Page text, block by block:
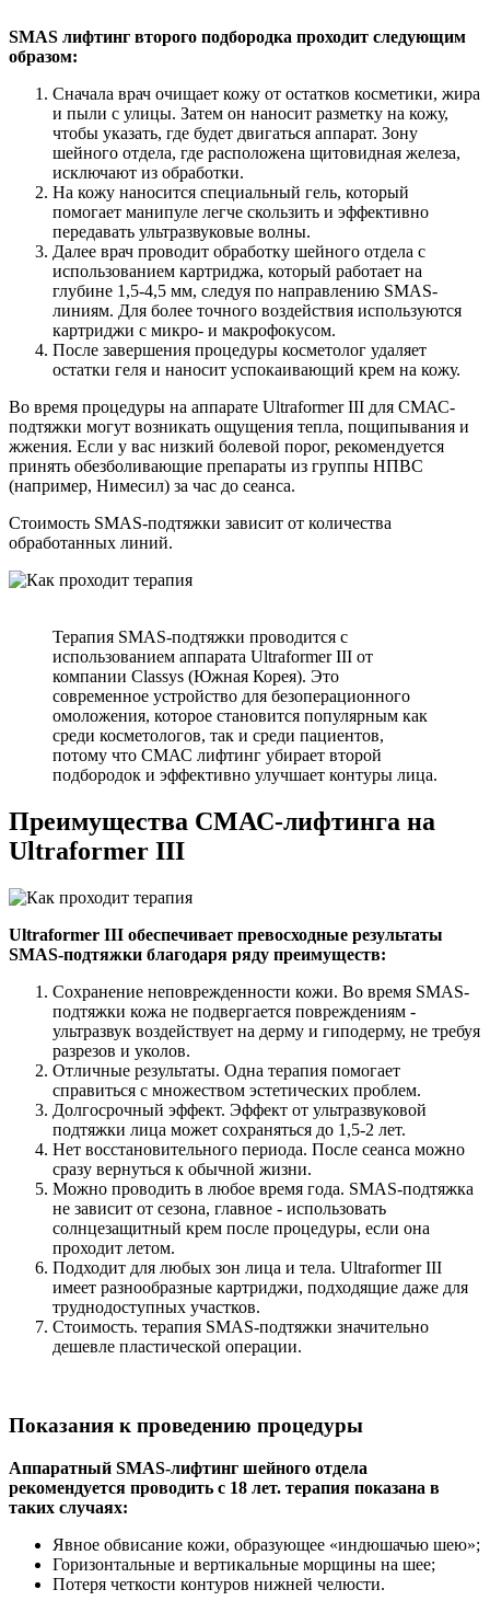
SMAS лифтинг второго подбородка проходит следующим
образом:
Сначала врач очищает кожу от остатков косметики, жира
и пыли с улицы. Затем он наносит разметку на кожу,
чтобы указать, где будет двигаться аппарат. Зону
шейного отдела, где расположена щитовидная железа,
исключают из обработки.
На кожу наносится специальный гель, который
помогает манипуле легче скользить и эффективно
передавать ультразвуковые волны.
Далее врач проводит обработку шейного отдела с
использованием картриджа, который работает на
глубине 1,5-4,5 мм, следуя по направлению SMAS-
линиям. Для более точного воздействия используются
картриджи с микро- и макрофокусом.
После завершения процедуры косметолог удаляет
остатки геля и наносит успокаивающий крем на кожу.
Во время процедуры на аппарате Ultraformer III для СМАС-
подтяжки могут возникать ощущения тепла, пощипывания и
жжения. Если у вас низкий болевой порог, рекомендуется
принять обезболивающие препараты из группы НПВС
(например, Нимесил) за час до сеанса.
Стоимость SMAS-подтяжки зависит от количества
обработанных линий.
Терапия SMAS-подтяжки проводится с
использованием аппарата Ultraformer III от
компании Classys (Южная Корея). Это
современное устройство для безоперационного
омоложения, которое становится популярным как
среди косметологов, так и среди пациентов,
потому что СМАС лифтинг убирает второй
подбородок и эффективно улучшает контуры лица.
Преимущества СМАС-лифтинга на
Ultraformer III
Ultraformer III обеспечивает превосходные результаты
SMAS-подтяжки благодаря ряду преимуществ:
Сохранение неповрежденности кожи. Во время SMAS-
подтяжки кожа не подвергается повреждениям -
ультразвук воздействует на дерму и гиподерму, не требуя
разрезов и уколов.
Отличные результаты. Одна терапия помогает
справиться с множеством эстетических проблем.
Долгосрочный эффект. Эффект от ультразвуковой
подтяжки лица может сохраняться до 1,5-2 лет.
Нет восстановительного периода. После сеанса можно
сразу вернуться к обычной жизни.
Можно проводить в любое время года. SMAS-подтяжка
не зависит от сезона, главное - использовать
солнцезащитный крем после процедуры, если она
проходит летом.
Подходит для любых зон лица и тела. Ultraformer III
имеет разнообразные картриджи, подходящие даже для
труднодоступных участков.
Стоимость. терапия SMAS-подтяжки значительно
дешевле пластической операции.
Показания к проведению процедуры
Аппаратный SMAS-лифтинг шейного отдела
рекомендуется проводить с 18 лет. терапия показана в
таких случаях:
Явное обвисание кожи, образующее «индюшачью шею»;
Горизонтальные и вертикальные морщины на шее;
Потеря четкости контуров нижней челюсти.